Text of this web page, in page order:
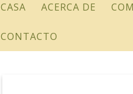
CASA ACERCA DE
CONTACTO